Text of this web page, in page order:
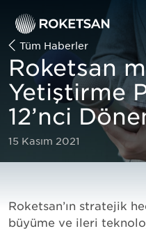
Tüm Haberler
Roketsan
Yetiştirme
12’nci
15 Kasım 2021
Roketsan’ın stratejik
büyüme ve ileri